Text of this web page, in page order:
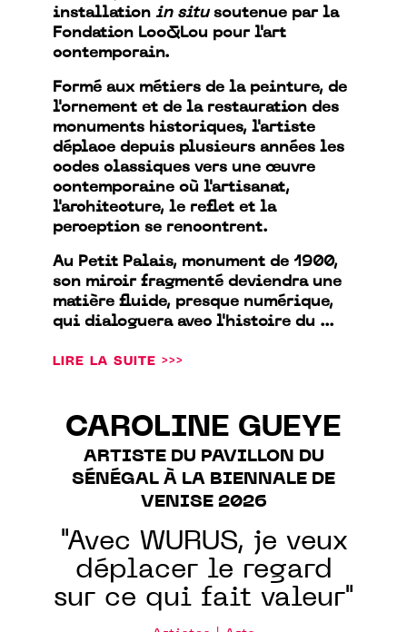
installation in situsoutenue par la
Fondation Loo&Lou pour l'art
contemporain.
Formé aux métiers de la peinture, de
l'ornement et de la restauration des
monuments historiques, l'artiste
déplace depuis plusieurs années les
codes classiques vers une œuvre
contemporaine où l'artisanat,
l'architecture, le reflet et la
perception se rencontrent.
Au Petit Palais, monument de 1900,
son miroir fragmenté deviendra une
matière fluide, presque numérique,
qui dialoguera avec l'histoire du ...
LIRE LA SUITE >>>
CAROLINE GUEYE
ARTISTE DU PAVILLON DU
SÉNÉGAL À LA BIENNALE DE
VENISE 2026
"Avec WURUS, je veux
déplacer le regard
sur ce qui fait valeur"